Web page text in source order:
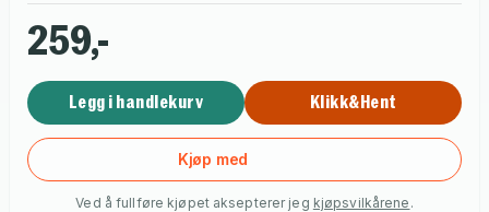
Flaubert. Emma Bovary is the original desperate housewife.
Beautiful but bored, she is married to the provincial doctor
passionate life.
259,-
Legg i handlekurv Klikk&Hent
Kjøp med
Ved å fullføre kjøpet aksepterer jeg kjøpsvilkårene .